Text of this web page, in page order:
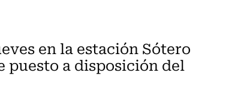
en la estación Sótero
puesto a disposición del